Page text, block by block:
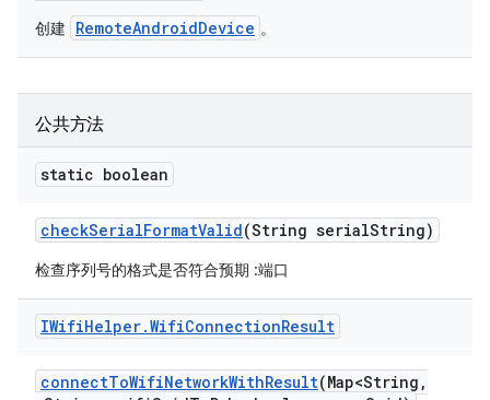
创建 RemoteAndroidDevice 。
公共方法
static boolean
checkSerialFormatValid(String serialString)
检查序列号的格式是否符合预期 :端口
IWifiHelper.WifiConnectionResult
connectToWifiNetworkWithResult(Map<String ,